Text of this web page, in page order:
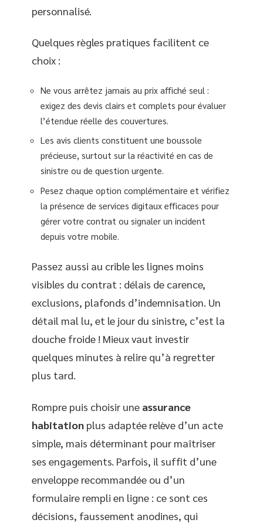
personnalisé.
Quelques règles pratiques facilitent ce
choix :
Ne vous arrêtez jamais au prix affiché seul :
exigez des devis clairs et complets pour évaluer
l’étendue réelle des couvertures.
Les avis clients constituent une boussole
précieuse, surtout sur la réactivité en cas de
sinistre ou de question urgente.
Pesez chaque option complémentaire et vérifiez
la présence de services digitaux efficaces pour
gérer votre contrat ou signaler un incident
depuis votre mobile.
Passez aussi au crible les lignes moins
visibles du contrat : délais de carence,
exclusions, plafonds d’indemnisation. Un
détail mal lu, et le jour du sinistre, c’est la
douche froide ! Mieux vaut investir
quelques minutes à relire qu’à regretter
plus tard.
Rompre puis choisir une assurance
habitation plus adaptée relève d’un acte
simple, mais déterminant pour maîtriser
ses engagements. Parfois, il suffit d’une
enveloppe recommandée ou d’un
formulaire rempli en ligne : ce sont ces
décisions, faussement anodines, qui